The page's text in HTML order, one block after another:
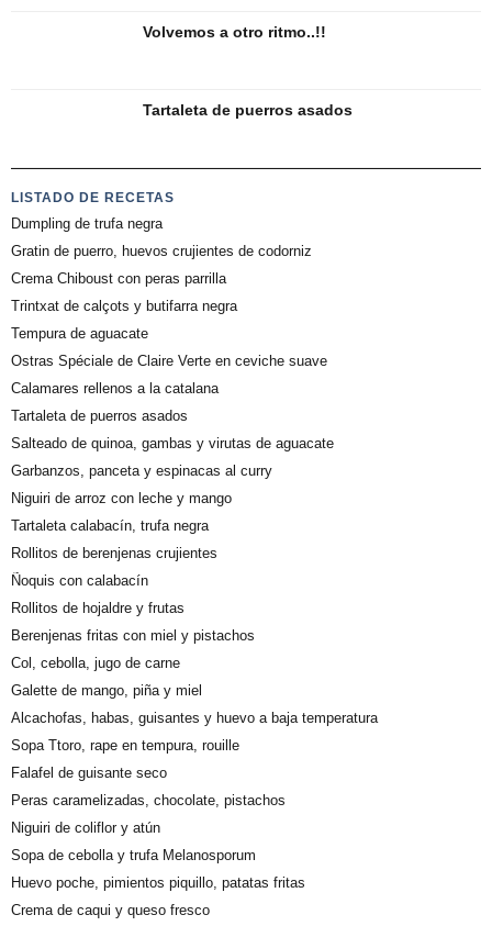
Volvemos a otro ritmo..!!
Tartaleta de puerros asados
LISTADO DE RECETAS
Dumpling de trufa negra
Gratin de puerro, huevos crujientes de codorniz
Crema Chiboust con peras parrilla
Trintxat de calçots y butifarra negra
Tempura de aguacate
Ostras Spéciale de Claire Verte en ceviche suave
Calamares rellenos a la catalana
Tartaleta de puerros asados
Salteado de quinoa, gambas y virutas de aguacate
Garbanzos, panceta y espinacas al curry
Niguiri de arroz con leche y mango
Tartaleta calabacín, trufa negra
Rollitos de berenjenas crujientes
Ñoquis con calabacín
Rollitos de hojaldre y frutas
Berenjenas fritas con miel y pistachos
Col, cebolla, jugo de carne
Galette de mango, piña y miel
Alcachofas, habas, guisantes y huevo a baja temperatura
Sopa Ttoro, rape en tempura, rouille
Falafel de guisante seco
Peras caramelizadas, chocolate, pistachos
Niguiri de coliflor y atún
Sopa de cebolla y trufa Melanosporum
Huevo poche, pimientos piquillo, patatas fritas
Crema de caqui y queso fresco